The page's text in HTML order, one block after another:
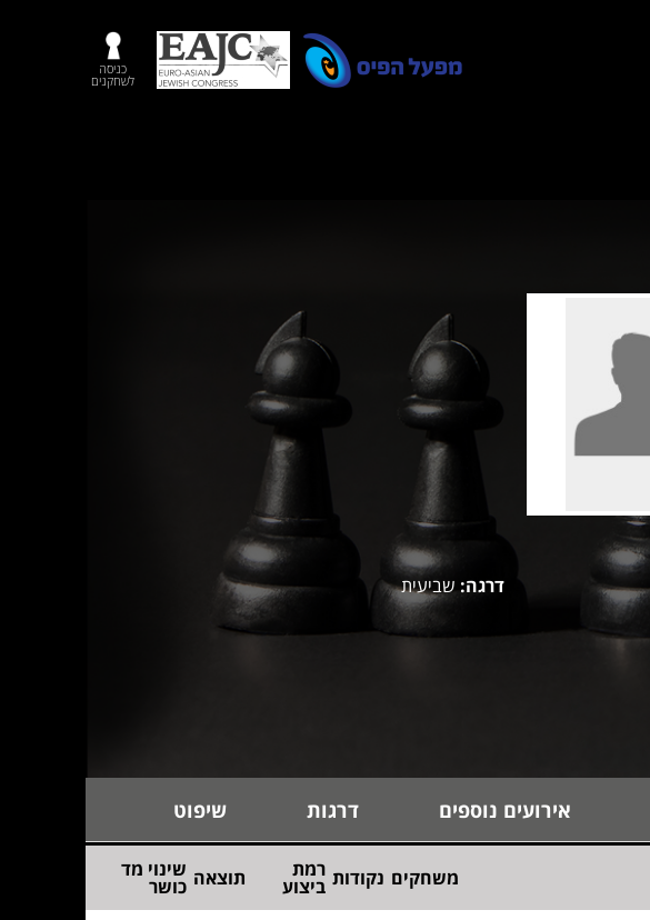
כניסה
לשחקנים
דרגה: שביעית
אירועים נוספים דרגות שיפוט
משחקים נקודות רמת
ביצוע תוצאה שינוי מד
כושר